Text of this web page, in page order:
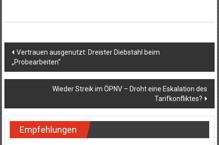
Beitragsnavigation
Vertrauen ausgenutzt: Dreister Diebstahl beim
„Probearbeiten“
Wieder Streik im ÖPNV – Droht eine Eskalation des
Tarifkonfliktes?
Empfehlungen